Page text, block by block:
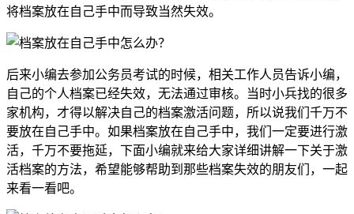
将档案放在自己手中而导致当然失效。
后来小编去参加公务员考试的时候，相关工作人员告诉小编，
自己的个人档案已经失效，无法通过审核。当时小兵找的很多
家机构，才得以解决自己的档案激活问题，所以说我们千万不
要放在自己手中。如果档案放在自己手中，我们一定要进行激
活，千万不要拖延，下面小编就来给大家详细讲解一下关于激
活档案的方法，希望能够帮助到那些档案失效的朋友们，一起
来看一看吧。